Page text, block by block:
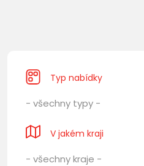
Typ nabídky
- všechny typy -
V jakém kraji
- všechny kraje -